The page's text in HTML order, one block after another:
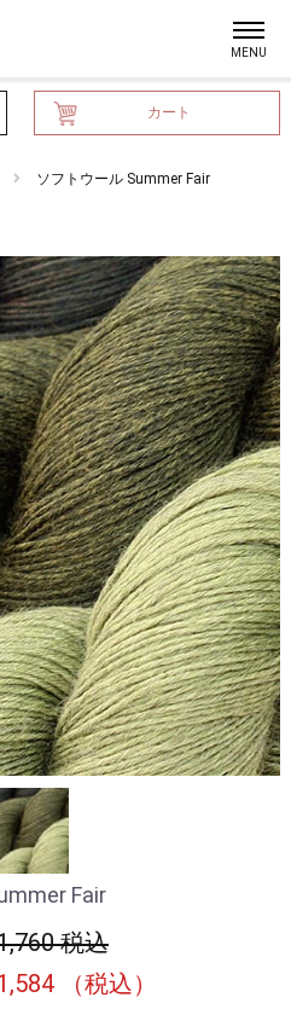
カート
ソフトウール Summer Fair
Fair
税込
（税込）